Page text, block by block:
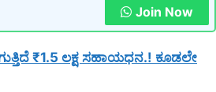
Join Now
₹1.5 ಲಕ್ಷ ಸಹಾಯಧನ.! ಕೂಡಲೇ